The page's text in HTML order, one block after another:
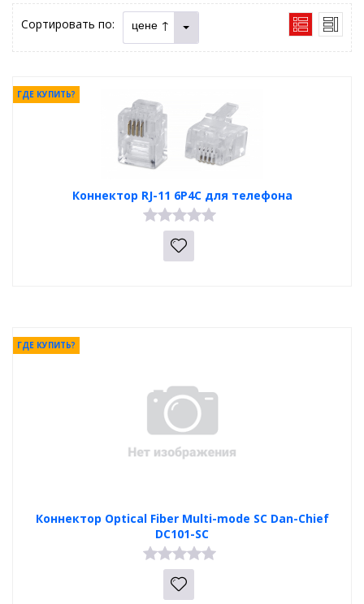
Сортировать по: цене ↑
Коннектор RJ-11 6P4C для телефона
ГДЕ КУПИТЬ?
Коннектор Optical Fiber Multi-mode SC Dan-Chief
DC101-SC
ГДЕ КУПИТЬ?